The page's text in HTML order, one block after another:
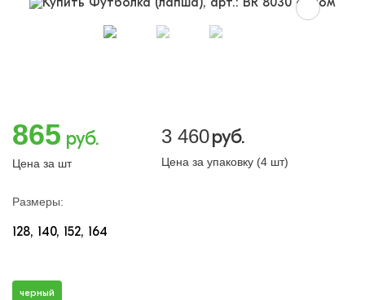
865 руб.
Цена за шт
3 460руб.
Цена за упаковку (4 шт)
Размеры:
128 140 152 164
черный